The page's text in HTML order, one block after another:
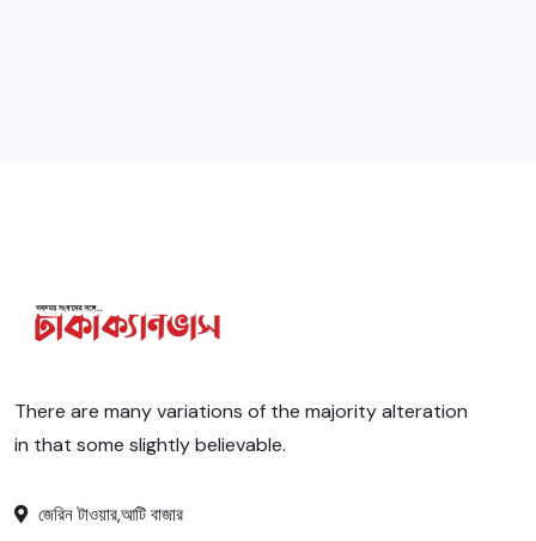
There are many variations of the majority alteration
in that some slightly believable.
জেরিন টাওয়ার,আটি বাজার